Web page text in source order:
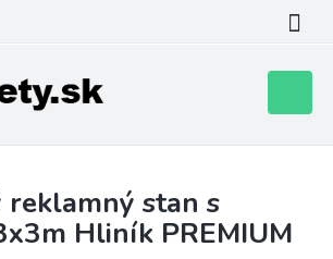
košík
reklamný stan s
Hliník PREMIUM